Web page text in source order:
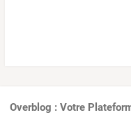
Overblog : Votre